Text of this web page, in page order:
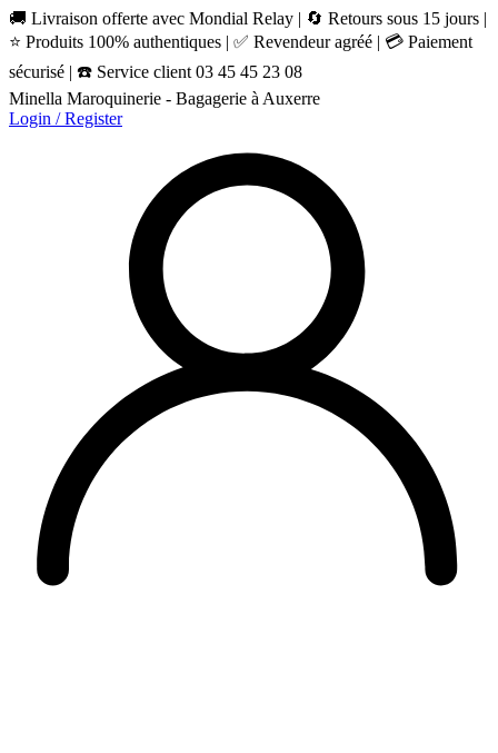
🚚 Livraison offerte avec Mondial Relay | 🔄 Retours sous 15 jours |
⭐ Produits 100% authentiques | ✅ Revendeur agréé | 💳 Paiement
sécurisé | ☎️ Service client 03 45 45 23 08
Minella Maroquinerie - Bagagerie à Auxerre
Login / Register